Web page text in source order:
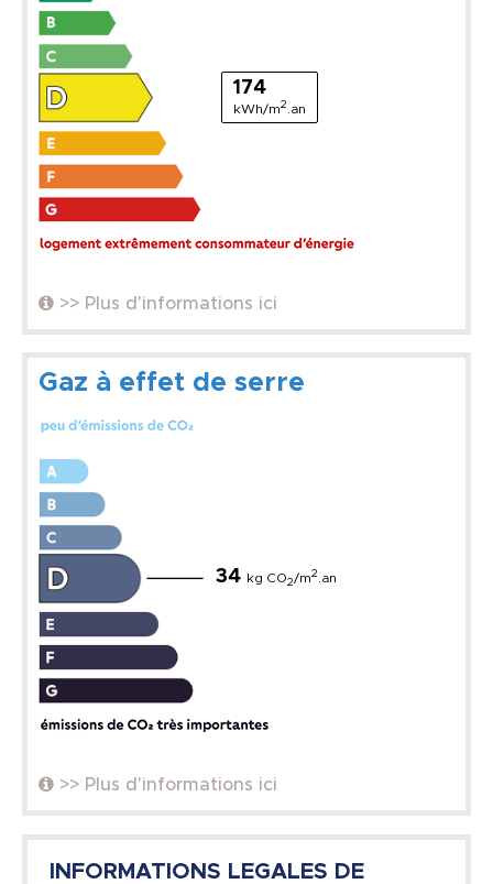
174
kWh/m2 .an
>> Plus d'informations ici
Gaz à effet de serre
34 kg CO2/m2 .an
>> Plus d'informations ici
INFORMATIONS LEGALES DE